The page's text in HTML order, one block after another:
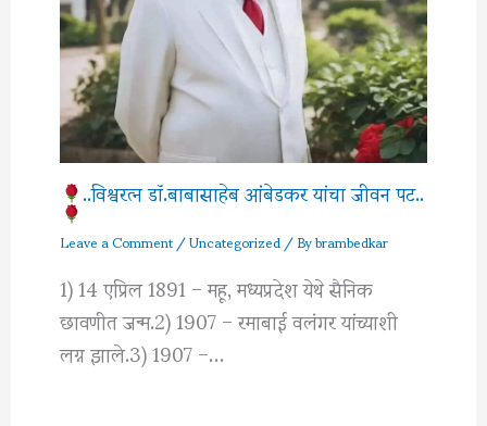
..विश्वरत्‍न डॉ.बाबासाहेब आंबेडकर यांचा जीवन पट..
Leave a Comment/Uncategorized/ Bybrambedkar
1) 14 एप्रिल 1891 – महू, मध्यप्रदेश येथे सैनिक
छावणीत जन्म.2) 1907 – रमाबाई वलंगर यांच्याशी
लग्न झाले.3) 1907 –…